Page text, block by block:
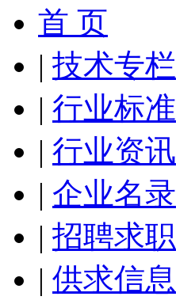
首 页
| 技术专栏
| 行业标准
| 行业资讯
| 企业名录
| 招聘求职
| 供求信息